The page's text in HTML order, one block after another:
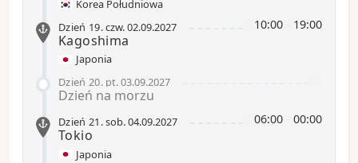
Korea Południowa
10:00 19:00
Dzień 19.czw.02.09.2027
Kagoshima
Japonia
Dzień 20. pt.03.09.2027
Dzień na morzu
06:00 00:00
Dzień 21 .sob.04.09.2027
Tokio
Japonia